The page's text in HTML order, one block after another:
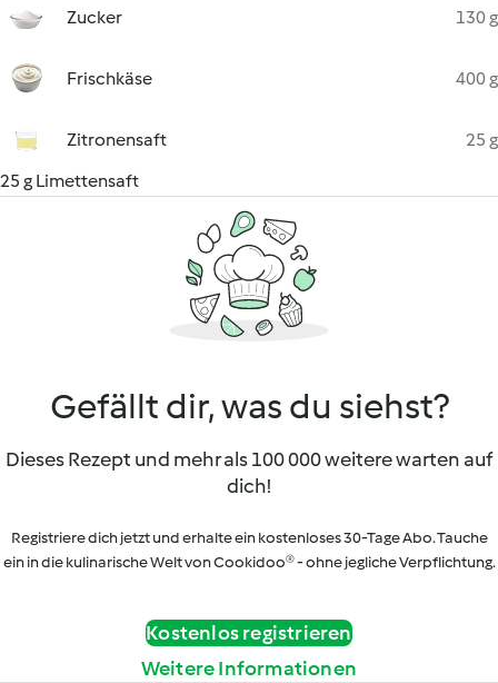
Zucker
130 g
Frischkäse 400 g
Zitronensaft
25 g
25 g Limettensaft
Gefällt dir, was du siehst?
Dieses Rezept und mehr als 100 000 weitere warten auf
dich!
Registriere dich jetzt und erhalte ein kostenloses 30-Tage Abo. Tauche
ein in die kulinarische Welt von Cookidoo® - ohne jegliche Verpflichtung.
Kostenlos registrieren
Weitere Informationen